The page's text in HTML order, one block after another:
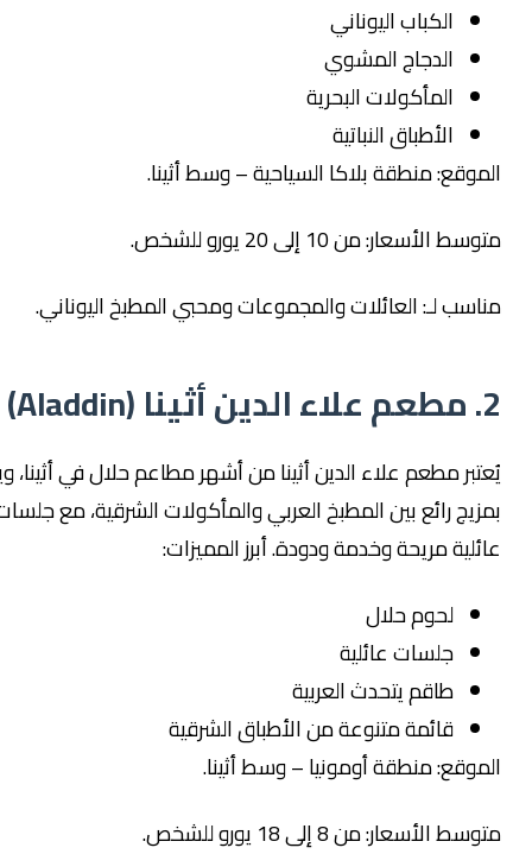
الكباب اليوناني
الدجاج المشوي
المأكولات البحرية
الأطباق النباتية
منطقة بلاكا السياحية – وسط أثينا.
من 10 إلى 20 يورو للشخص.
لـ: العائلات والمجموعات ومحبي المطبخ اليوناني.
مطعم علاء الدين أثينا من أشهر مطاعم حلال في أثينا، ويتميز
رائع بين المطبخ العربي والمأكولات الشرقية، مع جلسات
مريحة وخدمة ودودة. أبرز المميزات:
لحوم حلال
جلسات عائلية
طاقم يتحدث العربية
قائمة متنوعة من الأطباق الشرقية
منطقة أومونيا – وسط أثينا.
من 8 إلى 18 يورو للشخص.